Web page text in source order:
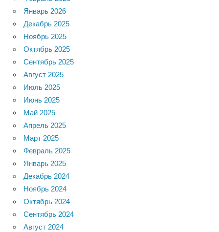
Январь 2026
Декабрь 2025
Ноябрь 2025
Октябрь 2025
Сентябрь 2025
Август 2025
Июль 2025
Июнь 2025
Май 2025
Апрель 2025
Март 2025
Февраль 2025
Январь 2025
Декабрь 2024
Ноябрь 2024
Октябрь 2024
Сентябрь 2024
Август 2024